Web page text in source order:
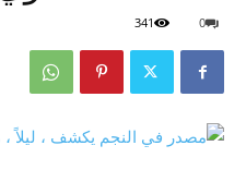
0
341